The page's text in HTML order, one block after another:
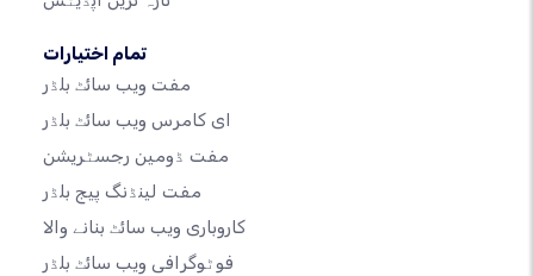
تمام اختیارات
مفت ویب سائٹ بلڈر
ای کامرس ویب سائٹ بلڈر
مفت ڈومین رجسٹریشن
مفت لینڈنگ پیج بلڈر
کاروباری ویب سائٹ بنانے والا
فوٹوگرافی ویب سائٹ بلڈر